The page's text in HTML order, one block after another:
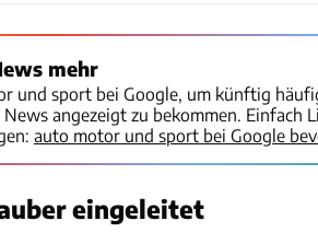
mehr
und sport bei Google, um künftig
angezeigt zu bekommen. Einfach
auto motor und sport bei Google
eingeleitet